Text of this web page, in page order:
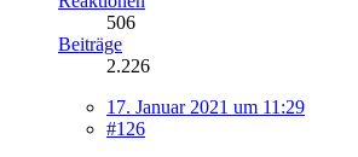
506
Beiträge
2.226
17. Januar 2021 um 11:29
#126